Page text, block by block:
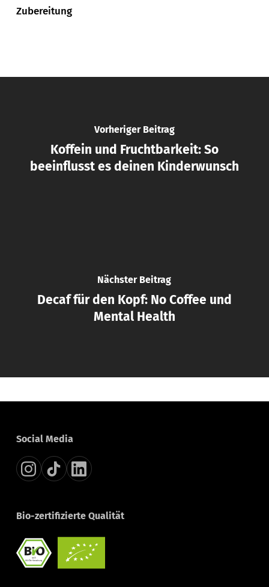
Zubereitung
Vorheriger Beitrag
Koffein und Fruchtbarkeit: So
beeinflusst es deinen Kinderwunsch
Nächster Beitrag
Decaf für den Kopf: No Coffee und
Mental Health
Social Media
Bio-zertifizierte Qualität